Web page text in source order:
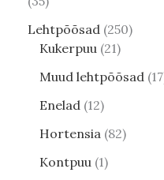
Lehtpõõsad 250
Kukerpuu 21
Muud lehtpõõsad 17
Enelad 12
Hortensia 82
Kontpuu 1